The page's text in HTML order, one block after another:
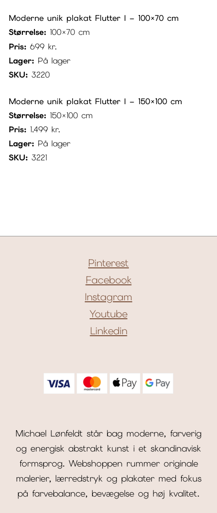
Moderne unik plakat Flutter I – 100×70 cm
Størrelse: 100×70 cm
Pris: 699 kr.
Lager: På lager
SKU: 3220
Moderne unik plakat Flutter I – 150×100 cm
Størrelse: 150×100 cm
Pris: 1.499 kr.
Lager: På lager
SKU: 3221
Pinterest
Facebook
Instagram
Youtube
Linkedin
Michael Lønfeldt står bag moderne, farverig
og energisk abstrakt kunst i et skandinavisk
formsprog. Webshoppen rummer originale
malerier, lærredstryk og plakater med fokus
på farvebalance, bevægelse og høj kvalitet.